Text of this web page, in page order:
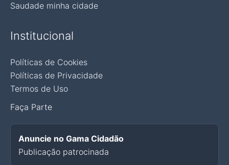
Saudade minha cidade
Institucional
Políticas de Cookies
Políticas de Privacidade
Termos de Uso
Faça Parte
Anuncie no Gama Cidadão
Publicação patrocinada